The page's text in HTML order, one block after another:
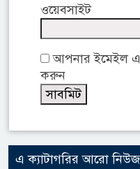
ওয়েবসাইট
আপনার ইমেইল
করুন
এ ক্যাটাগরির আরো নিউজ